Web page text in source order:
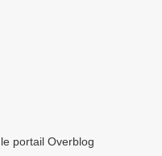
portail Overblog